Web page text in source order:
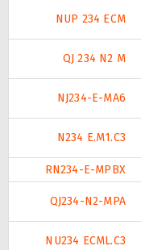
NUP 234 ECM
QJ 234 N2 M
NJ234-E-MA6
N234 E.M1.C3
RN234-E-MPBX
QJ234-N2-MPA
NU234 ECML.C3